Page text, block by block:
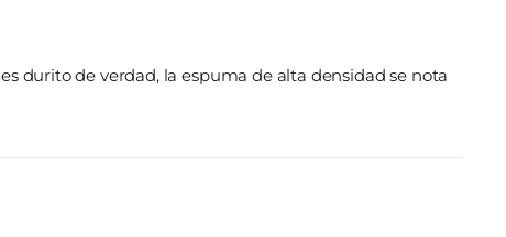
durito de verdad, la espuma de alta densidad se nota